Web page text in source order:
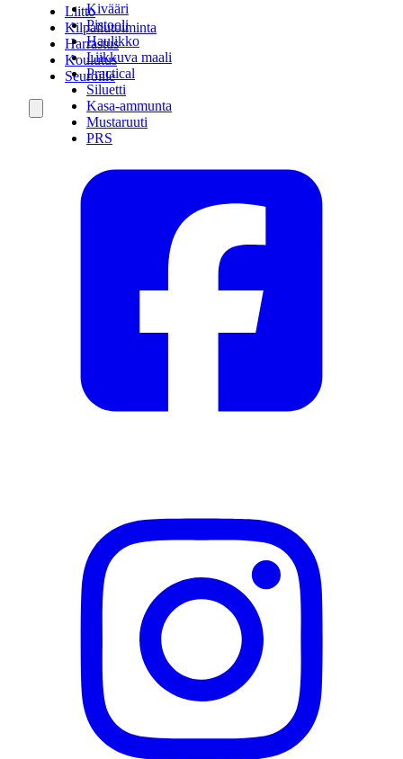
Kivääri
Pistooli
Haulikko
Liikkuva maali
Practical
Siluetti
Kasa-ammunta
Mustaruuti
PRS
Liitto
Kilpailutoiminta
Harrastus
Koulutus
Seuroille